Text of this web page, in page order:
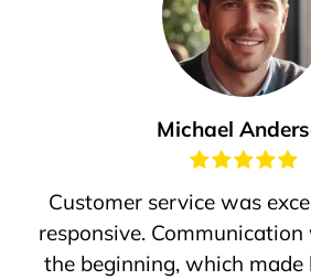
Michael
Customer service was
responsive.
the beginning, which